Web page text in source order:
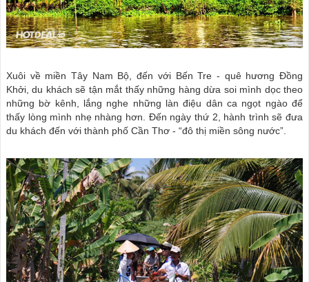
Xuôi về miền Tây Nam Bộ, đến với Bến Tre - quê hương Đồng
Khởi, du khách sẽ tận mắt thấy những hàng dừa soi mình dọc theo
những bờ kênh, lắng nghe những làn điệu dân ca ngọt ngào để
thấy lòng mình nhẹ nhàng hơn. Đến ngày thứ 2, hành trình sẽ đưa
du khách đến với thành phố Cần Thơ - “đô thị miền sông nước”.